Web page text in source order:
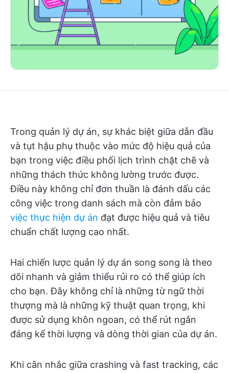
Trong quản lý dự án, sự khác biệt giữa dẫn đầu
và tụt hậu phụ thuộc vào mức độ hiệu quả của
bạn trong việc điều phối lịch trình chặt chẽ và
những thách thức không lường trước được.
Điều này không chỉ đơn thuần là đánh dấu các
công việc trong danh sách mà còn đảm bảo
việc thực hiện dự án đạt được hiệu quả và tiêu
chuẩn chất lượng cao nhất.
Hai chiến lược quản lý dự án song song là theo
dõi nhanh và giảm thiểu rủi ro có thể giúp ích
cho bạn. Đây không chỉ là những từ ngữ thời
thượng mà là những kỹ thuật quan trọng, khi
được sử dụng khôn ngoan, có thể rút ngắn
đáng kể thời lượng và dòng thời gian của dự án.
Khi cân nhắc giữa crashing và fast tracking, các